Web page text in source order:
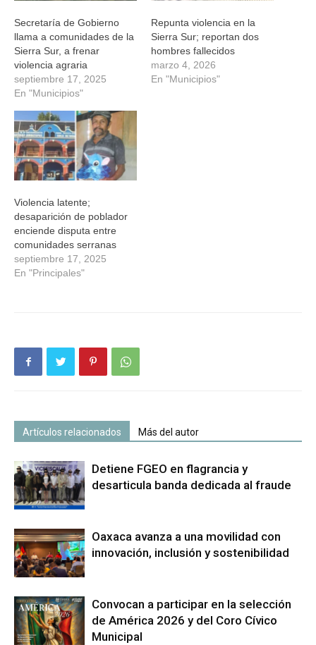
Secretaría de Gobierno
llama a comunidades de la
Sierra Sur, a frenar
violencia agraria
septiembre 17, 2025
En "Municipios"
Repunta violencia en la
Sierra Sur; reportan dos
hombres fallecidos
marzo 4, 2026
En "Municipios"
Violencia latente;
desaparición de poblador
enciende disputa entre
comunidades serranas
septiembre 17, 2025
En "Principales"
Artículos relacionados Más del autor
Detiene FGEO en flagrancia y
desarticula banda dedicada al fraude
Oaxaca avanza a una movilidad con
innovación, inclusión y sostenibilidad
Convocan a participar en la selección
de América 2026 y del Coro Cívico
Municipal